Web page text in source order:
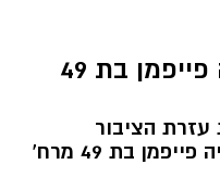
אותרה הנעדרת: יוליה פייפמן בת 49
הציבור
בחיפושיה אחר הנעדרת יוליה פייפמן בת 49 מרח'